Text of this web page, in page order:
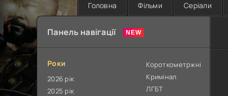
Головна Фільми Серіали
Панель навігації
Роки
2026 рік
2025 рік
Короткометржні
Кримінал
ЛГБТ